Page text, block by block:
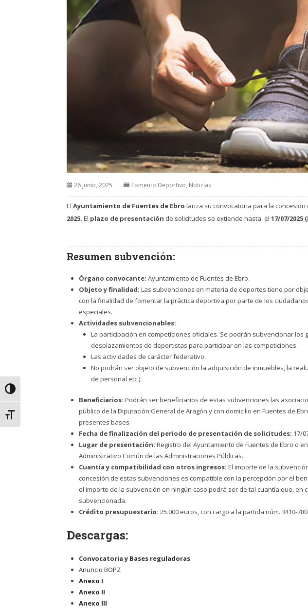
Alternar alto contraste
Alternar tamaño de letra
26 junio, 2025 Fomento Deportivo, Noticias
El Ayuntamiento de Fuentes de Ebro lanza su convocatoria para la concesión
2025. El plazo de presentación de solicitudes se extiende hasta el 17/07/2025
Resumen subvención:
Órgano convocante: Ayuntamiento de Fuentes de Ebro.
Objeto y finalidad: Las subvenciones en materia de deportes tiene por
con la finalidad de fomentar la práctica deportiva por parte de los
especiales.
Actividades subvencionables:
La participación en competiciones oficiales. Se podrán subvencionar
desplazamientos de deportistas para participar en las competiciones.
Las actividades de carácter federativo.
No podrán ser objeto de subvención la adquisición de inmuebles, la
de personal etc.).
Beneficiarios: Podrán ser beneficiarios de estas subvenciones las
público de la Diputación General de Aragón y con domicilio en Fuentes de
presentes bases
Fecha de finalización del periodo de presentación de solicitudes: 17/
Lugar de presentación: Registro del Ayuntamiento de Fuentes de Ebro o
Administrativo Común de las Administraciones Públicas.
Cuantía y compatibilidad con otros ingresos: El importe de la
concesión de estas subvenciones es compatible con la percepción por el
el importe de la subvención en ningún caso podrá ser de tal cuantía que,
subvencionada.
Crédito presupuestario: 25.000 euros, con cargo a la partida núm. 3410-
Descargas:
Convocatoria y Bases reguladoras
Anuncio BOPZ
Anexo I
Anexo II
Anexo III